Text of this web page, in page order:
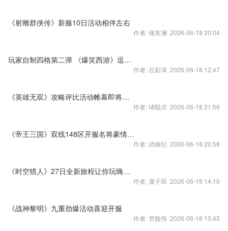
《射雕群侠传》新服10日活动相伴左右
作者: 储东澜 2026-06-18 20:04
玩家自制四格第二弹 《爆笑西游》逗趣没商量
作者: 吕彩泽 2026-06-18 12:47
《英雄无双》攻略评比活动帷幕即将拉开
作者: 堵聪贞 2026-06-18 21:56
《帝王三国》双线148区开服名将豪情冲天下
作者: 武峰纪 2026-06-18 20:58
《时空猎人》27日全新旅程让你玩嗨时尚格斗
作者: 龚子琛 2026-06-18 14:10
《战神黎明》九重劲爆活动喜迎开服
作者: 管馥伟 2026-06-18 13:43